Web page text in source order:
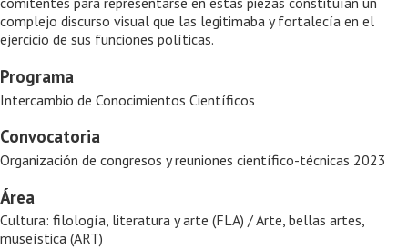
complejo discurso visual que las legitimaba y fortalecía en el
ejercicio de sus funciones políticas.
Programa
Intercambio de Conocimientos Científicos
Convocatoria
Organización de congresos y reuniones científico-técnicas 2023
Área
Cultura: filología, literatura y arte (FLA) / Arte, bellas artes,
museística (ART)